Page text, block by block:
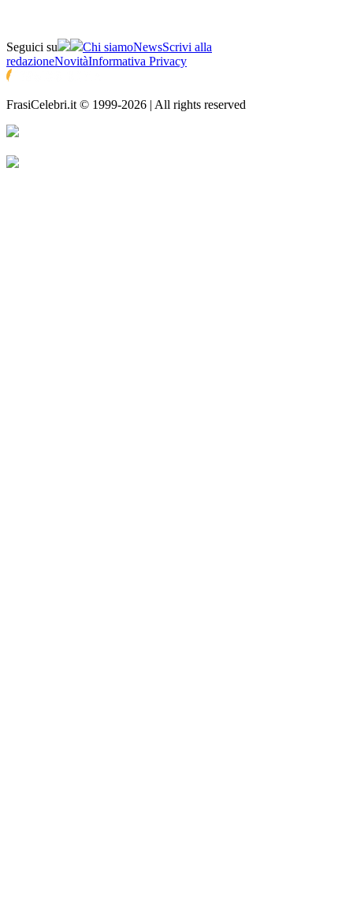
Seguici su Chi siamoNewsScrivi alla
redazioneNovitàInformativa Privacy
FrasiCelebri.it © 1999-2026 | All rights reserved